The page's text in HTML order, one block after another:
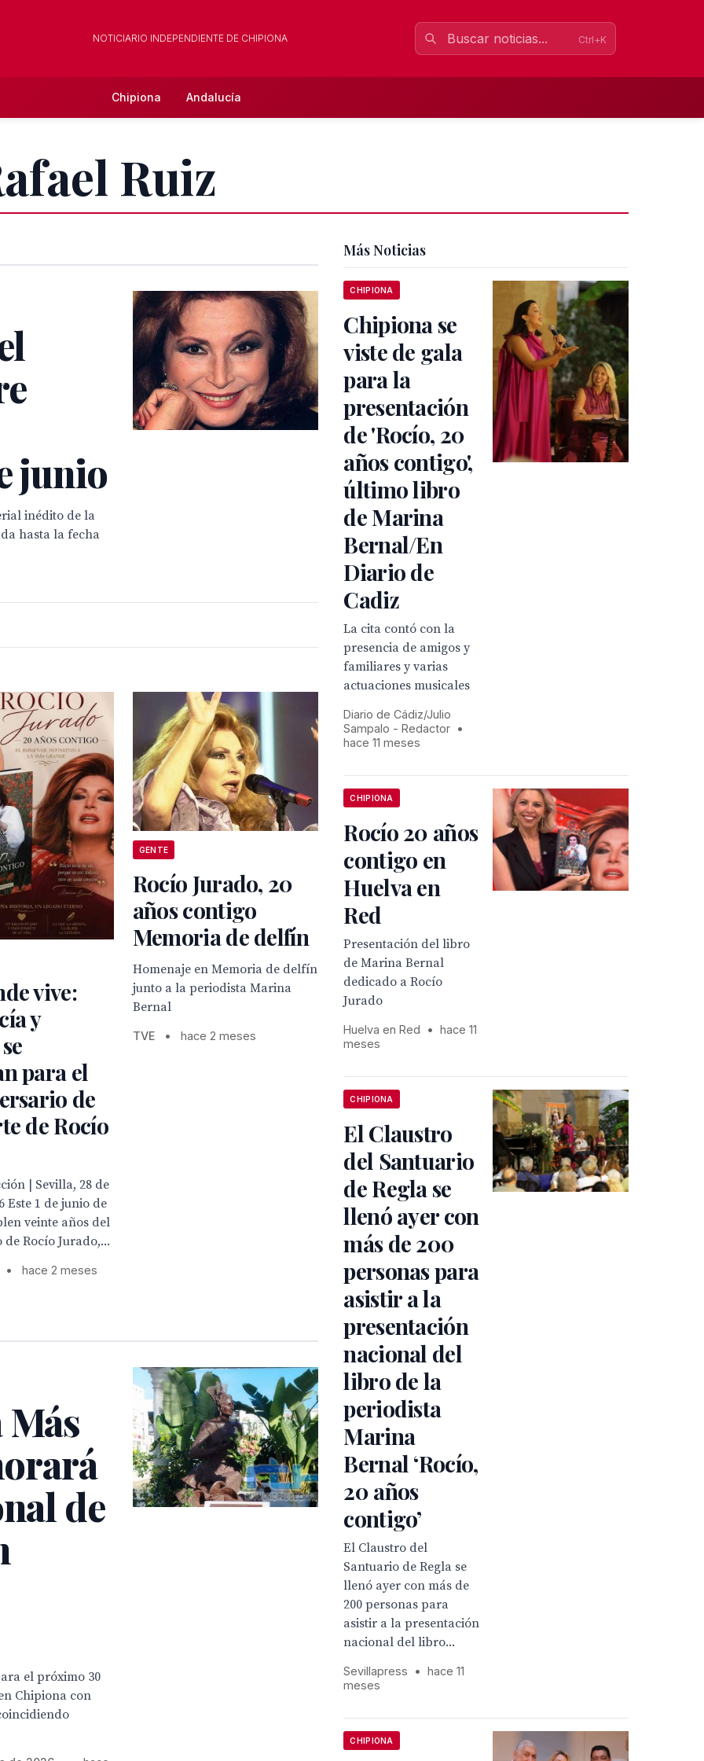
NOTICIARIO INDEPENDIENTE DE CHIPIONA Ctrl+K
Chipiona Andalucía
Ruiz
junio
inédito de la
hasta la fecha
vive:
y
para el
de
de Rocío
| Sevilla, 28 de
Este 1 de junio de
veinte años del
Rocío Jurado,...
• hace 2 meses
GENTE
Rocío Jurado, 20
años contigo
Memoria de delfín
Homenaje en Memoria de delfín
junto a la periodista Marina
Bernal
TVE • hace 2 meses
Más
de
el próximo 30
Chipiona con
Más Noticias
CHIPIONA
Chipiona se
viste de gala
para la
presentación
de 'Rocío, 20
años contigo',
último libro
de Marina
Bernal/En
Diario de
Cadiz
La cita contó con la
presencia de amigos y
familiares y varias
actuaciones musicales
Diario de Cádiz/Julio
Sampalo - Redactor •
hace 11 meses
CHIPIONA
Rocío 20 años
contigo en
Huelva en
Red
Presentación del libro
de Marina Bernal
dedicado a Rocío
Jurado
Huelva en Red •
hace 11
meses
CHIPIONA
El Claustro
del Santuario
de Regla se
llenó ayer con
más de 200
personas para
asistir a la
presentación
nacional del
libro de la
periodista
Marina
Bernal ‘Rocío,
20 años
contigo’
El Claustro del
Santuario de Regla se
llenó ayer con más de
200 personas para
asistir a la presentación
nacional del libro...
Sevillapress •
hace 11
meses
CHIPIONA